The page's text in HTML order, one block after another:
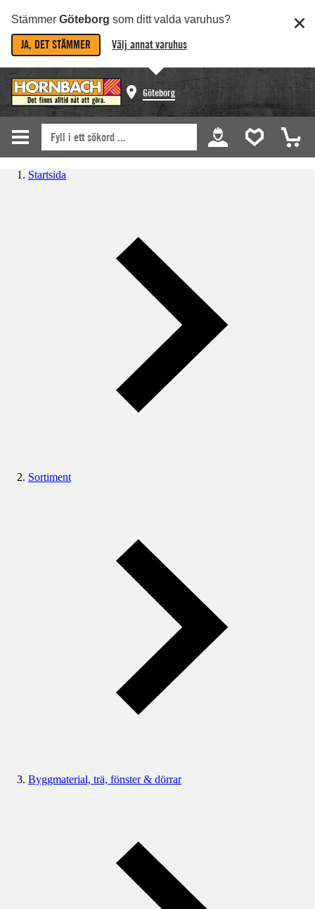
Stämmer Göteborg som ditt valda varuhus?
JA, DET STÄMMER Välj annat varuhus
Göteborg
Startsida
Sortiment
Byggmaterial, trä, fönster & dörrar